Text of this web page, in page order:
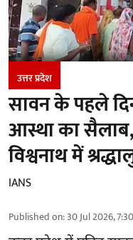
उत्तर प्रदेश
सावन के पहले
आस्था का
विश्वनाथ में
IANS
Published on:30 Jul 2026,